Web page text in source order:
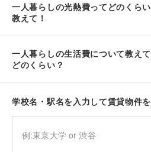
一人暮らしの光熱費ってどのくら
教えて！
一人暮らしの生活費について教え
どのくらい？
学校名・駅名を入力して賃貸物件